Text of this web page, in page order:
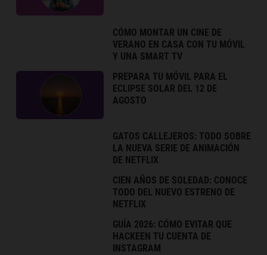
CÓMO MONTAR UN CINE DE
VERANO EN CASA CON TU MÓVIL
Y UNA SMART TV
PREPARA TU MÓVIL PARA EL
ECLIPSE SOLAR DEL 12 DE
AGOSTO
GATOS CALLEJEROS: TODO SOBRE
LA NUEVA SERIE DE ANIMACIÓN
DE NETFLIX
CIEN AÑOS DE SOLEDAD: CONOCE
TODO DEL NUEVO ESTRENO DE
NETFLIX
GUÍA 2026: CÓMO EVITAR QUE
HACKEEN TU CUENTA DE
INSTAGRAM